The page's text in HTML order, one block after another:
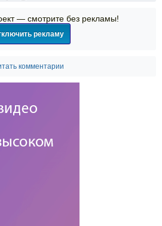
— смотрите без рекламы!
рекламу
комментарии